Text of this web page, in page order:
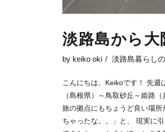
淡路島から
by keiko oki 淡路島暮らし
こんにちは、Keikoです！ 先
（島根県）～鳥取砂丘～姫路
旅の拠点にもちょうど良い場
ちゃったな。。」と、 現実に